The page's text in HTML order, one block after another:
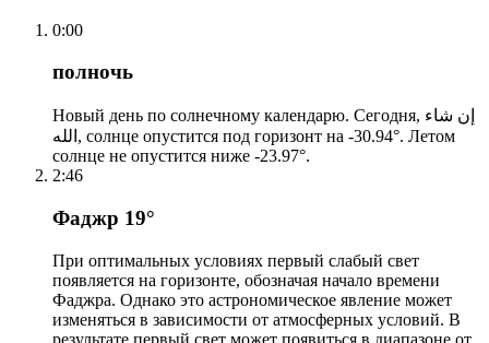
0:00
полночь
Новый день по солнечному календарю. Сегодня, إن شاء
الله, солнце опустится под горизонт на -30.94°. Летом
солнце не опустится ниже -23.97°.
2:46
Фаджр 19°
При оптимальных условиях первый слабый свет
появляется на горизонте, обозначая начало времени
Фаджра. Однако это астрономическое явление может
изменяться в зависимости от атмосферных условий. В
результате первый свет может появиться в диапазоне от